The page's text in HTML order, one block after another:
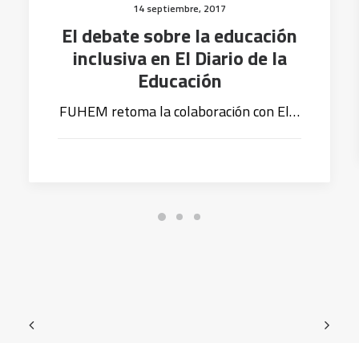
14 septiembre, 2017
El debate sobre la educación
inclusiva en El Diario de la
Educación
FUHEM retoma la colaboración con El…